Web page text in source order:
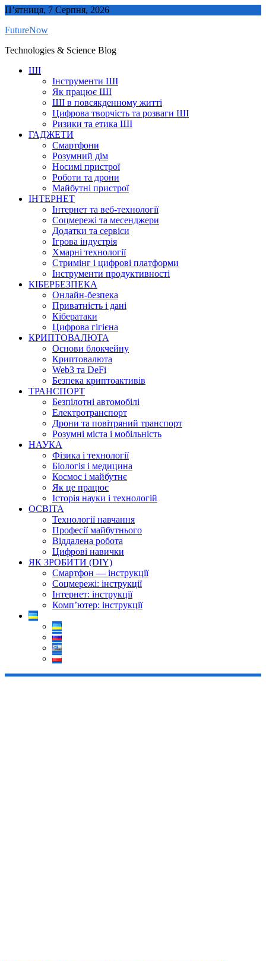
Skip
content
П’ятниця, 7 Серпня, 2026
FutureNow
Technologies & Science Blog
ШІ
Інструменти ШІ
Як працює ШІ
ШІ в повсякденному житті
Цифрова творчість та розваги ШІ
Ризики та етика ШІ
ГАДЖЕТИ
Смартфони
Розумний дім
Носимі пристрої
Роботи та дрони
Майбутні пристрої
ІНТЕРНЕТ
Інтернет та веб-технології
Соцмережі та месенджери
Додатки та сервіси
Ігрова індустрія
Хмарні технології
Стримінг і цифрові платформи
Інструменти продуктивності
КІБЕРБЕЗПЕКА
Онлайн-безпека
Приватність і дані
Кібератаки
Цифрова гігієна
КРИПТОВАЛЮТА
Основи блокчейну
Криптовалюта
Web3 та DeFi
Безпека криптоактивів
ТРАНСПОРТ
Безпілотні автомобілі
Електротранспорт
Дрони та повітряний транспорт
Розумні міста і мобільність
НАУКА
Фізика і технології
Біологія і медицина
Космос і майбутнє
Як це працює
Історія науки і технологій
ОСВІТА
Технології навчання
Професії майбутнього
Віддалена робота
Цифрові навички
ЯК ЗРОБИТИ (DIY)
Смартфон — інструкції
Соцмережі: інструкції
Інтернет: інструкції
Комп’ютер: інструкції